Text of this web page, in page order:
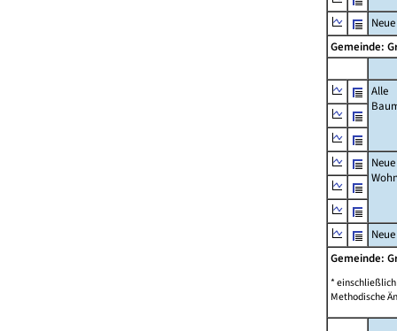
Gemeinde:
Alle
Neue
Gemeinde:
*
Methodische